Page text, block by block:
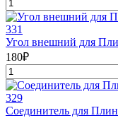
Угол внешний для
180₽
Соединитель для